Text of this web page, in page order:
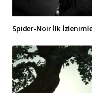
Spider-Noir İlk